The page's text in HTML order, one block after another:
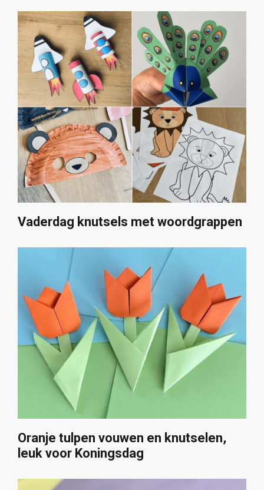
Vaderdag knutsels met woordgrappen
Oranje tulpen vouwen en knutselen,
leuk voor Koningsdag